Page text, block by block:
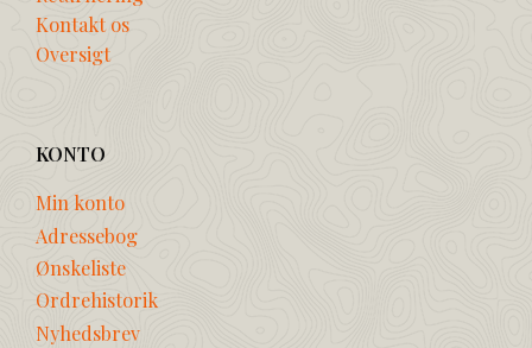
Kontakt os
Oversigt
KONTO
Min konto
Adressebog
Ønskeliste
Ordrehistorik
Nyhedsbrev